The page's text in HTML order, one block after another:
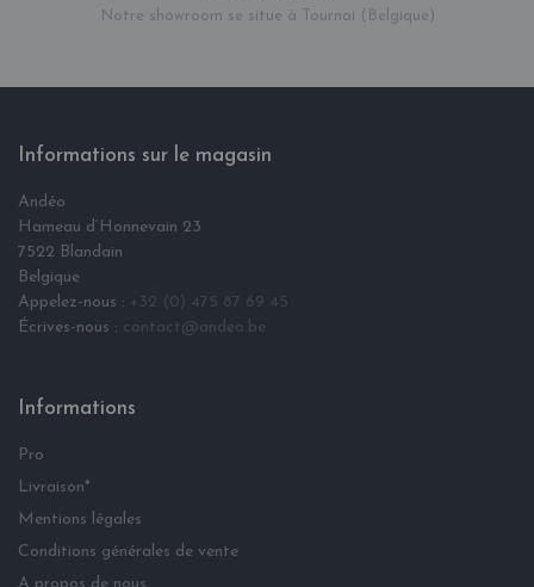
Notre showroom se situe à Tournai (Belgique)
Informations sur le magasin
Andéo
Hameau d‘Honnevain 23
7522 Blandain
Belgique
Appelez-nous : +32 (0) 475 87 69 45
Écrives-nous : contact@andeo.be
Informations
Pro
Livraison*
Mentions légales
Conditions générales de vente